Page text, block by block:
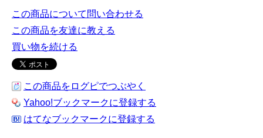
この商品について問い合わせる
この商品を友達に教える
買い物を続ける
この商品をログピでつぶやく
Yahoo!ブックマークに登録する
はてなブックマークに登録する